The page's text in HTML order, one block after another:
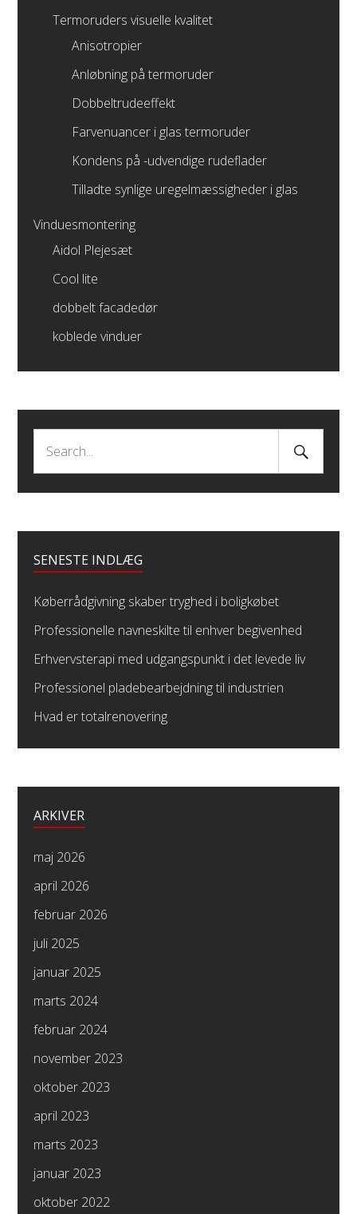
Termoruders visuelle kvalitet
Anisotropier
Anløbning på termoruder
Dobbeltrudeeffekt
Farvenuancer i glas termoruder
Kondens på -udvendige rudeflader
Tilladte synlige uregelmæssigheder i glas
Vinduesmontering
Aidol Plejesæt
Cool lite
dobbelt facadedør
koblede vinduer
Search
for:
Search
Submit
SENESTE INDLÆG
Køberrådgivning skaber tryghed i boligkøbet
Professionelle navneskilte til enhver begivenhed
Erhvervsterapi med udgangspunkt i det levede liv
Professionel pladebearbejdning til industrien
Hvad er totalrenovering
ARKIVER
maj 2026
april 2026
februar 2026
juli 2025
januar 2025
marts 2024
februar 2024
november 2023
oktober 2023
april 2023
marts 2023
januar 2023
oktober 2022